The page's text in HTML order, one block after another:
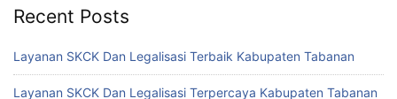
Recent Posts
Layanan SKCK Dan Legalisasi Terbaik Kabupaten Tabanan
Layanan SKCK Dan Legalisasi Terpercaya Kabupaten Tabanan